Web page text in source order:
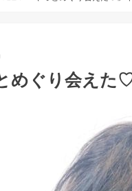
めぐり会え